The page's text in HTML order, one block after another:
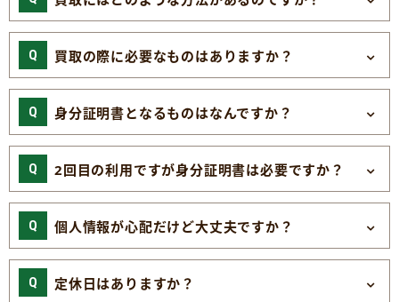
買取の際に必要なものはありますか？
身分証明書となるものはなんですか？
2回目の利用ですが身分証明書は必要ですか？
個人情報が心配だけど大丈夫ですか？
定休日はありますか？